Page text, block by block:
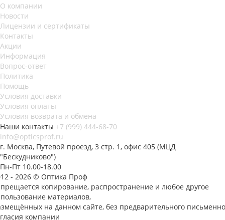
О компании
Новости
Лицензии и сертификаты
Контакты
Акции
Информация
Вопрос-ответ
Политика
Помощь
Условия доставки
Условия оплаты
Условия возврата и обмена
Наши контакты +7 (999) 444-68-70
info@opticsprof.ru
г. Москва, Путевой проезд, 3 стр. 1, офис 405 (МЦД
"Бескудниково")
Пн-Пт 10.00-18.00
- 2026 © Оптика Проф
копирование, распространение и любое другое
материалов,
на данном сайте, без предварительного
компании